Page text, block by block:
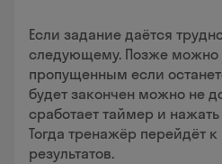
Если задание даётся
следующему. Позже можно
пропущенным если
будет закончен можно не
сработает таймер и нажать
Тогда тренажёр перейдёт
результатов.